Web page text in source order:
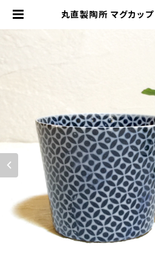
丸直製陶所 マグカッ